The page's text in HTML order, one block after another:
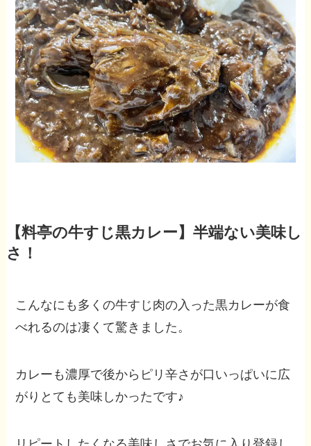
【料亭の牛すじ黒カレー】半端ない美味し
さ！
こんなにも多くの牛すじ肉の入った黒カレーが食
べれるのは凄くて驚きました。
カレーも濃厚で後からピリ辛さが口いっぱいに広
がりとても美味しかったです♪